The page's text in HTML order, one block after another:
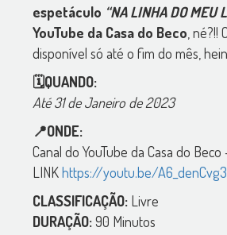
espetáculo “NA LINHA DO MEU
YouTube da Casa do Beco ,
disponível só até o fim do mês,
🗓️QUANDO:
Até 31 de Janeiro de 2023
📍ONDE:
Canal do YouTube da Casa do Beco
LINKhttps://youtu.be/
CLASSIFICAÇÃO: Livre
DURAÇÃO:90 Minutos